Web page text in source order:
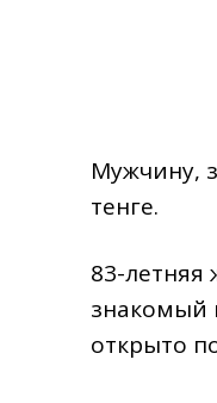
Мужчину,
тенге.
83-летняя
знакомый
открыто